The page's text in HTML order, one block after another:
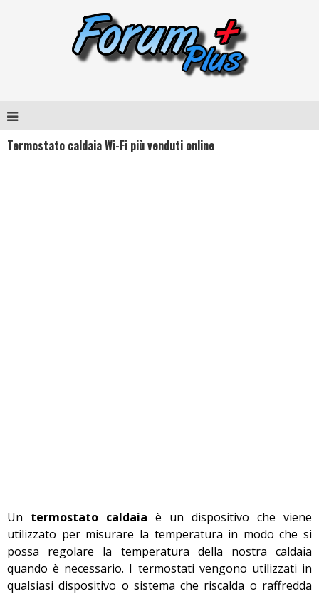
Termostato caldaia Wi-Fi più venduti online
Un termostato caldaia è un dispositivo che viene
utilizzato per misurare la temperatura in modo che si
possa regolare la temperatura della nostra caldaia
quando è necessario. I termostati vengono utilizzati in
qualsiasi dispositivo o sistema che riscalda o raffredda